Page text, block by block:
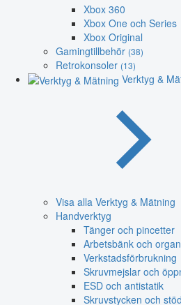
Xbox 360
Xbox One och Series
Xbox Original
Gamingtillbehör (38)
Retrokonsoler (13)
Verktyg &
Visa alla Verktyg & Mätning
Handverktyg
Tänger och pincetter
Arbetsbänk och
Verkstadsförbrukning
Skruvmejslar och
ESD och antistatik
Skruvstycken och stöd